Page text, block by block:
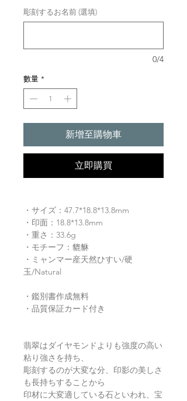
彫刻するお名前 (選填)
0/4
數量 *
新增至購物車
立即購買
・サイズ：47.7*18.8*13.8mm
・印面：18.8*13.8mm
・重さ：33.6g
・モチーフ：貔貅
・ミャンマー産天然ひすい/硬
玉/Natural
・鑑別書作成無料
・品質保証カード付き
翡翠はダイヤモンドよりも強度の高い
粘り強さを持ち、
彫刻するのが大変な分、印影の美しさ
も長持ちすることから
印材に大変適している石といわれ、宝